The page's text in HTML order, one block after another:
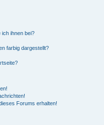
ich ihnen bei?
farbig dargestellt?
Forums erhalten!